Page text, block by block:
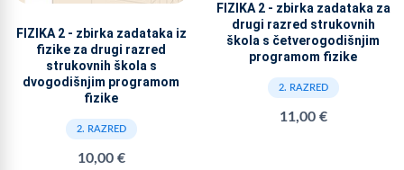
FIZIKA 2 - zbirka zadataka iz
fizike za drugi razred
strukovnih škola s
dvogodišnjim programom
fizike
2. RAZRED
10,00 €
FIZIKA 2 - zbirka zadataka za
drugi razred strukovnih
škola s četverogodišnjim
programom fizike
2. RAZRED
11,00 €